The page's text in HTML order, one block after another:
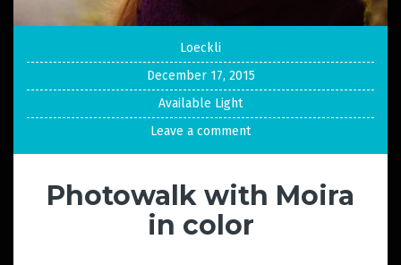
Loeckli
December 17, 2015
Available Light
Leave a comment
Photowalk with Moira
in color